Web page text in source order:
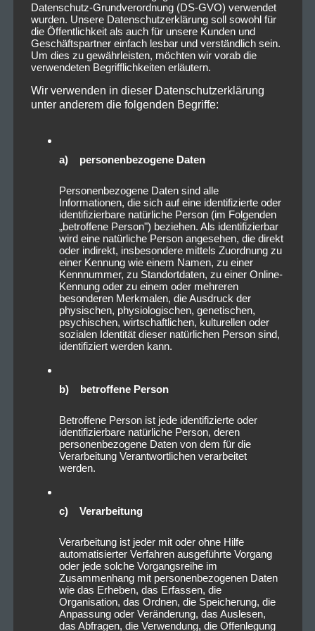
Depeche Modemit dem Album „Memento Mori“
sowie der folgenden Tour das nächste Kapitel auf, in
dem sie ihr unvergleichliches und lebendiges
Vermächtnis fortschreiben.
„Memento Mori“-World Tour 2023:
23. März – Sacramento, CA – Golden 1 Center
28. März – Los Angeles, CA – Kia Forum
30. März – Las Vegas, NV – T-Mobile Arena
05. April – Chicago, IL – United Center
07. April – Toronto, ON – Scotiabank Arena
09. April – Quebec City, QC – Videotron Centre
12. April – Montreal, QC – Centre Bell
14. April – New York, NY – Madison Square Garden
16. Mai – Amsterdam, NL – Ziggo Dome
18. Mai – Amsterdam, NL – Ziggo Dome
20. Mai – Antwerp, BE – Sportpaleis Antwerpen
23. Mai – Stockholm, SE – Friends Arena
26. Mai – Leipzig, DE – Leipziger Festwiese
28. Mai – Bratislava, SK – Národný Futbalový Štadión
31. Mai – Lyon, FR – Groupama Stadium
04. Juni – Düsseldorf, DE – Merkur Spiel-Arena
06. Juni – Düsseldorf, DE – Merkur Spiel-Arena
09. Juni – Madrid, ES – Primavera Sound Festival
11. Juni – Bern, CH – Stadion Wankdorf
14. Juni – Dublin, IE – Malahide Castle
17. Juni – London, UK – Twickenham Stadium
22. Juni – Lille, FR – Stade Pierre Mauroy
24. Juni – Paris, FR – Stade de France
27. Juni – Kopenhagen, DK – Parken
29. Juni – Frankfurt, DE – Deutsche Bank Park
01. Juli – Frankfurt, DE – Deutsche Bank Park
Datenschutz-Grundverordnung (DS-GVO) verwendet
wurden. Unsere Datenschutzerklärung soll sowohl für
die Öffentlichkeit als auch für unsere Kunden und
Geschäftspartner einfach lesbar und verständlich sein.
Um dies zu gewährleisten, möchten wir vorab die
verwendeten Begrifflichkeiten erläutern.
Wir verwenden in dieser Datenschutzerklärung
unter anderem die folgenden Begriffe:
a) personenbezogene Daten
Personenbezogene Daten sind alle
Informationen, die sich auf eine identifizierte oder
identifizierbare natürliche Person (im Folgenden
„betroffene Person") beziehen. Als identifizierbar
wird eine natürliche Person angesehen, die direkt
oder indirekt, insbesondere mittels Zuordnung zu
einer Kennung wie einem Namen, zu einer
Kennnummer, zu Standortdaten, zu einer Online-
Kennung oder zu einem oder mehreren
besonderen Merkmalen, die Ausdruck der
physischen, physiologischen, genetischen,
psychischen, wirtschaftlichen, kulturellen oder
sozialen Identität dieser natürlichen Person sind,
identifiziert werden kann.
b) betroffene Person
Betroffene Person ist jede identifizierte oder
identifizierbare natürliche Person, deren
personenbezogene Daten von dem für die
Verarbeitung Verantwortlichen verarbeitet
werden.
c) Verarbeitung
Verarbeitung ist jeder mit oder ohne Hilfe
automatisierter Verfahren ausgeführte Vorgang
oder jede solche Vorgangsreihe im
Zusammenhang mit personenbezogenen Daten
wie das Erheben, das Erfassen, die
Organisation, das Ordnen, die Speicherung, die
Anpassung oder Veränderung, das Auslesen,
das Abfragen, die Verwendung, die Offenlegung